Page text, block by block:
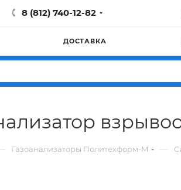
8 (812) 740-12-82
ДОСТАВКА
Газоанализаторы Политехформ-М —